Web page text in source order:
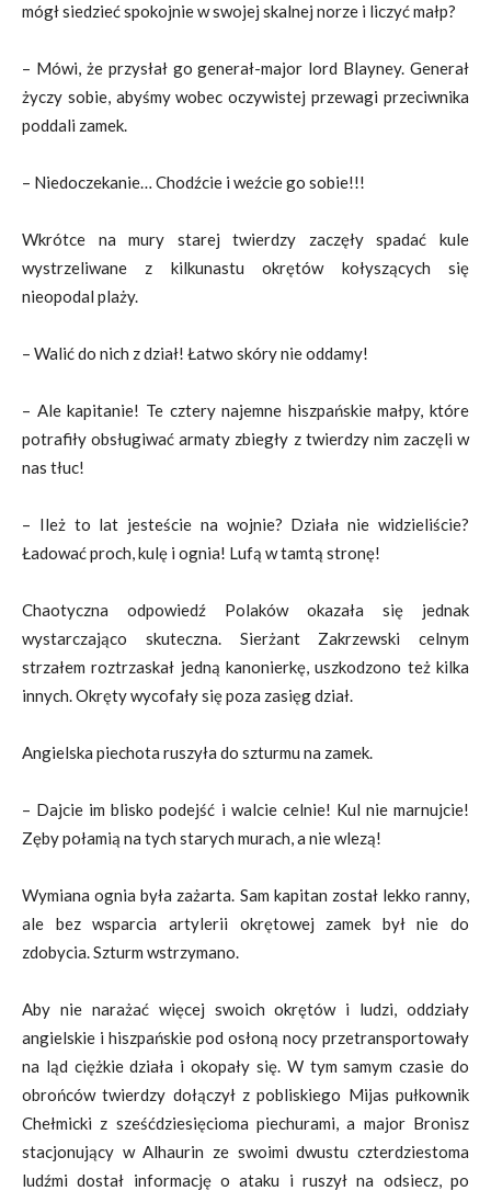
mógł siedzieć spokojnie w swojej skalnej norze i liczyć małp?
– Mówi, że przysłał go generał-major lord Blayney. Generał
życzy sobie, abyśmy wobec oczywistej przewagi przeciwnika
poddali zamek.
– Niedoczekanie… Chodźcie i weźcie go sobie!!!
Wkrótce na mury starej twierdzy zaczęły spadać kule
wystrzeliwane z kilkunastu okrętów kołyszących się
nieopodal plaży.
– Walić do nich z dział! Łatwo skóry nie oddamy!
– Ale kapitanie! Te cztery najemne hiszpańskie małpy, które
potrafiły obsługiwać armaty zbiegły z twierdzy nim zaczęli w
nas tłuc!
– Ileż to lat jesteście na wojnie? Działa nie widzieliście?
Ładować proch, kulę i ognia! Lufą w tamtą stronę!
Chaotyczna odpowiedź Polaków okazała się jednak
wystarczająco skuteczna. Sierżant Zakrzewski celnym
strzałem roztrzaskał jedną kanonierkę, uszkodzono też kilka
innych. Okręty wycofały się poza zasięg dział.
Angielska piechota ruszyła do szturmu na zamek.
– Dajcie im blisko podejść i walcie celnie! Kul nie marnujcie!
Zęby połamią na tych starych murach, a nie wlezą!
Wymiana ognia była zażarta. Sam kapitan został lekko ranny,
ale bez wsparcia artylerii okrętowej zamek był nie do
zdobycia. Szturm wstrzymano.
Aby nie narażać więcej swoich okrętów i ludzi, oddziały
angielskie i hiszpańskie pod osłoną nocy przetransportowały
na ląd ciężkie działa i okopały się. W tym samym czasie do
obrońców twierdzy dołączył z pobliskiego Mijas pułkownik
Chełmicki z sześćdziesięcioma piechurami, a major Bronisz
stacjonujący w Alhaurin ze swoimi dwustu czterdziestoma
ludźmi dostał informację o ataku i ruszył na odsiecz, po